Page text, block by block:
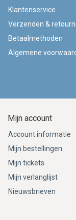
Klantenservice
Verzenden &
Betaalmethoden
Algemene
Mijn account
Account informatie
Mijn bestellingen
Mijn tickets
Mijn verlanglijst
Nieuwsbrieven